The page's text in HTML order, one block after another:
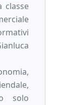
classe
solo